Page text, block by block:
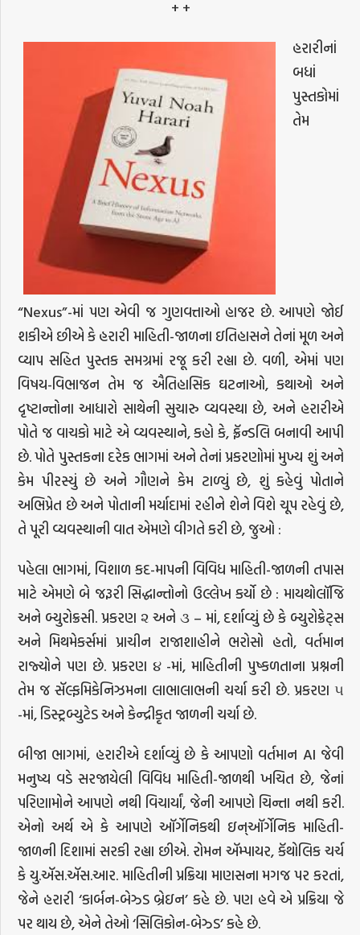
+ +
હરારીનાં
બધાં
પુસ્તકોમાં
તેમ
“Nexus”-માં પણ એવી જ ગુણવત્તાઓ હાજર છે. આપણે જોઈ
શકીએ છીએ કે હરારી માહિતી-જાળના ઇતિહાસને તેનાં મૂળ અને
વ્યાપ સહિત પુસ્તક સમગ્રમાં રજૂ કરી રહ્યા છે. વળી, એમાં પણ
વિષય-વિભાજન તેમ જ ઐતિહાસિક ઘટનાઓ, કથાઓ અને
દૃષ્ટાન્તોના આધારો સાથેની સુચારુ વ્યવસ્થા છે, અને હરારીએ
પોતે જ વાચકો માટે એ વ્યવસ્થાને, કહો કે, ફ્રૅન્ડલિ બનાવી આપી
છે. પોતે પુસ્તકના દરેક ભાગમાં અને તેનાં પ્રકરણોમાં મુખ્ય શું અને
કેમ પીરસ્યું છે અને ગૌણને કેમ ટાળ્યું છે, શું કહેવું પોતાને
અભિપ્રેત છે અને પોતાની મર્યાદામાં રહીને શેને વિશે ચૂપ રહેવું છે,
તે પૂરી વ્યવસ્થાની વાત એમણે વીગતે કરી છે, જુઓ :
પહેલા ભાગમાં, વિશાળ કદ-માપની વિવિધ માહિતી-જાળની તપાસ
માટે એમણે બે જરૂરી સિદ્ધાન્તોનો ઉલ્લેખ કર્યો છે : માયથોલૉજિ
અને બ્યુરોક્રસી. પ્રકરણ ૨ અને ૩ – માં, દર્શાવ્યું છે કે બ્યુરોક્રેટ્સ
અને મિથમેકર્સમાં પ્રાચીન રાજાશાહીને ભરોસો હતો, વર્તમાન
રાજ્યોને પણ છે. પ્રકરણ ૪ -માં, માહિતીની પુષ્કળતાના પ્રશ્નની
તેમ જ સૅલ્ફમિકેનિઝમના લાભાલાભની ચર્ચા કરી છે. પ્રકરણ ૫
-માં, ડિસ્ટ્રબ્યુટેડ અને કેન્દ્રીકૃત જાળની ચર્ચા છે.
બીજા ભાગમાં, હરારીએ દર્શાવ્યું છે કે આપણો વર્તમાન AI જેવી
મનુષ્ય વડે સરજાયેલી વિવિધ માહિતી-જાળથી ખચિત છે, જેનાં
પરિણામોને આપણે નથી વિચાર્યાં, જેની આપણે ચિન્તા નથી કરી.
એનો અર્થ એ કે આપણે ઑર્ગેનિકથી ઇન્ઑર્ગેનિક માહિતી-
જાળની દિશામાં સરકી રહ્યા છીએ. રોમન ઍમ્પાયર, કૅથોલિક ચર્ચ
કે યુ.ઍસ.ઍસ.આર. માહિતીની પ્રક્રિયા માણસના મગજ પર કરતાં,
જેને હરારી ‘કાર્બન-બેઝ્ડ બ્રેઇન’ કહે છે. પણ હવે એ પ્રક્રિયા જે
પર થાય છે, એને તેઓ ‘સિલિકોન-બેઝ્ડ’ કહે છે.